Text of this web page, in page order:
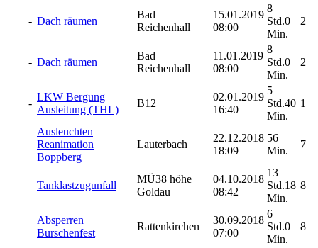
- Dach räumen
Bad
Reichenhall
15.01.2019
08:00
8
Std.0
Min.
2
- Dach räumen
Bad
Reichenhall
11.01.2019
08:00
8
Std.0
Min.
2
-
LKW Bergung
Ausleitung (THL)
B12
02.01.2019
16:40
5
Std.40
Min.
1
Ausleuchten
Reanimation
Boppberg
Lauterbach
22.12.2018
18:09
56
Min.
7
Tanklastzugunfall
MÜ38 höhe
Goldau
04.10.2018
08:42
13
Std.18
Min.
8
Absperren
Burschenfest
Rattenkirchen
30.09.2018
07:00
6
Std.0
Min.
8